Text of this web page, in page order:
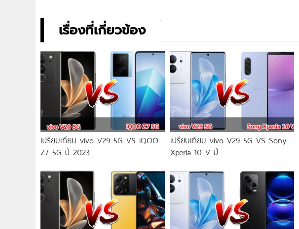
เรื่องที่เกี่ยวข้อง
เปรียบเทียบ vivo V29 5G VS iQOO
Z7 5G ปี 2023
เปรียบเทียบ vivo V29 5G VS Sony
Xperia 10 V ปี